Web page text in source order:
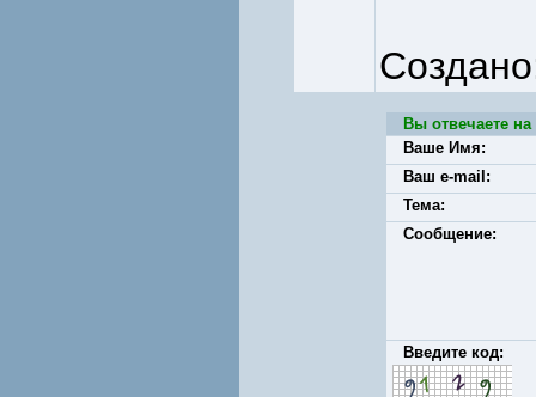
Вы отвечаете
Ваше Имя:
Ваш e-mail:
Тема:
Сообщение:
Введите код: